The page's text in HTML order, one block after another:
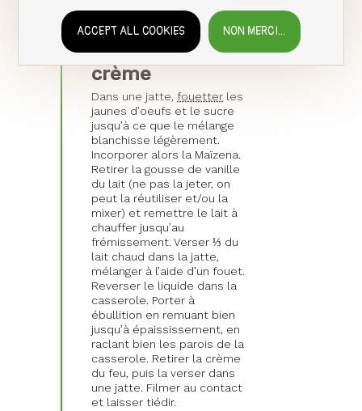
Cuire la
crème
Dans une jatte,fouetter les
jaunes d’oeufs et le sucre
jusqu’à ce que le mélange
blanchisse légèrement.
Incorporer alors la Maïzena.
Retirer la gousse de vanille
du lait (ne pas la jeter, on
peut la réutiliser et/ou la
mixer) et remettre le lait à
chauffer jusqu’au
frémissement. Verser ⅓ du
lait chaud dans la jatte,
mélanger à l’aide d’un fouet.
Reverser le liquide dans la
casserole. Porter à
ébullition en remuant bien
jusqu’à épaississement, en
raclant bien les parois de la
casserole. Retirer la crème
du feu, puis la verser dans
une jatte. Filmer au contact
et laisser tiédir.
NON MERCI...
ACCEPT ALL COOKIESWITHDRAW CONSENT